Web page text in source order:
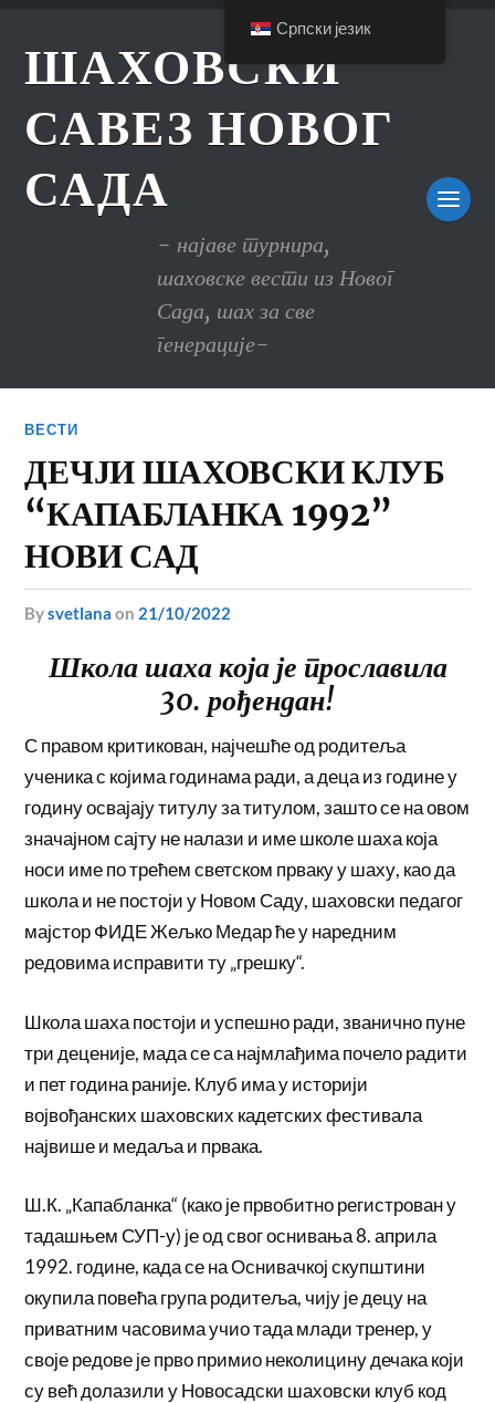
ШАХОВСКИ
САВЕЗ НОВОГ
САДА
- најаве турнира,
шаховске вести из Новог
Сада, шах за све
генерације-
ВЕСТИ
ДЕЧЈИ ШАХОВСКИ КЛУБ
“КАПАБЛАНКА 1992”
НОВИ САД
bysvetlana on 21/10/2022
Школа шаха која је прославила
30. рођендан!
С правом критикован, најчешће од родитеља
ученика с којима годинама ради, а деца из године у
годину освајају титулу за титулом, зашто се на овом
значајном сајту не налази и име школе шаха која
носи име по трећем светском прваку у шаху, као да
школа и не постоји у Новом Саду, шаховски педагог
мајстор ФИДЕ Жељко Медар ће у наредним
редовима исправити ту „грешку“.
Школа шаха постоји и успешно ради, званично пуне
три деценије, мада се са најмлађима почело радити
и пет година раније. Клуб има у историји
војвођанских шаховских кадетских фестивала
највише и медаља и првака.
Ш.К. „Капабланка“ (како је првобитно регистрован у
тадашњем СУП-у) је од свог оснивања 8. априла
1992. године, када се на Оснивачкој скупштини
окупила повећа група родитеља, чију је децу на
приватним часовима учио тада млади тренер, у
своје редове је прво примио неколицину дечака који
су већ долазили у Новосадски шаховски клуб код
Српски језик